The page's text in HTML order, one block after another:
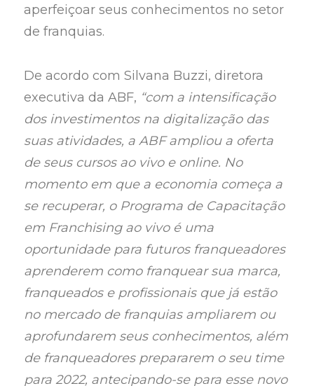
aperfeiçoar seus conhecimentos no setor
de franquias.
De acordo com Silvana Buzzi, diretora
executiva da ABF, “com a intensificação
dos investimentos na digitalização das
suas atividades, a ABF ampliou a oferta
de seus cursos ao vivo e online. No
momento em que a economia começa a
se recuperar, o Programa de Capacitação
em Franchising ao vivo é uma
oportunidade para futuros franqueadores
aprenderem como franquear sua marca,
franqueados e profissionais que já estão
no mercado de franquias ampliarem ou
aprofundarem seus conhecimentos, além
de franqueadores prepararem o seu time
para 2022, antecipando-se para esse novo